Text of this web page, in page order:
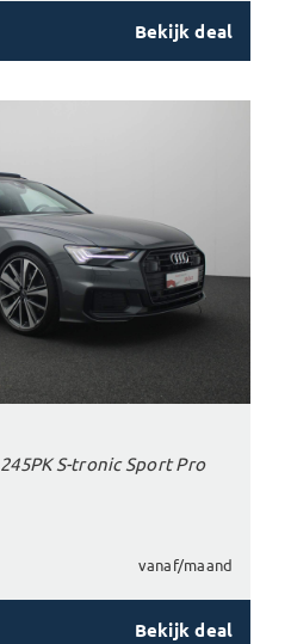
Bekijk deal
S-tronic Sport Pro
vanaf/maand
Bekijk deal